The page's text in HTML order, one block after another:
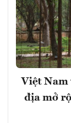
Việt Nam
địa mở